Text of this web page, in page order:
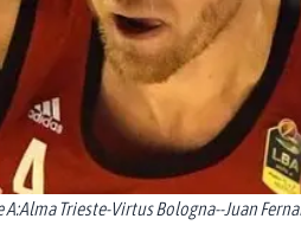
Trieste-Virtus Bologna--Juan